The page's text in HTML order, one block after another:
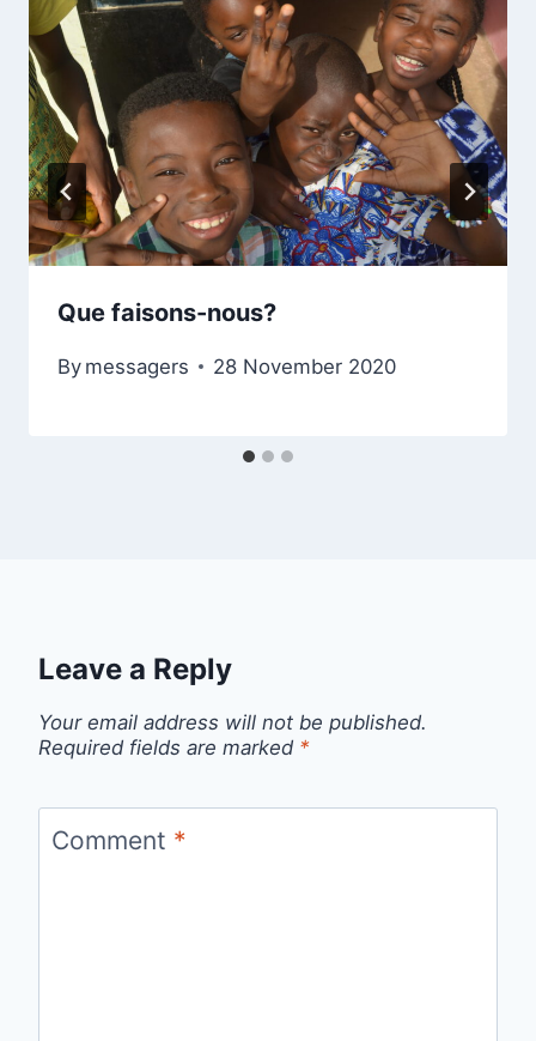
Que faisons-nous?
By messagers 28 November 2020
Leave a Reply
Your email address will not be published.
Required fields are marked *
Comment *